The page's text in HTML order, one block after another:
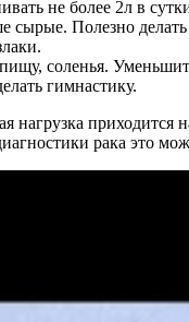
не более 2л в
Полезно
соленья.
гимнастику.
нагрузка
рака это